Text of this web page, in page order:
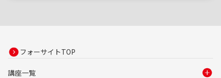
フォーサイトTOP
講座一覧